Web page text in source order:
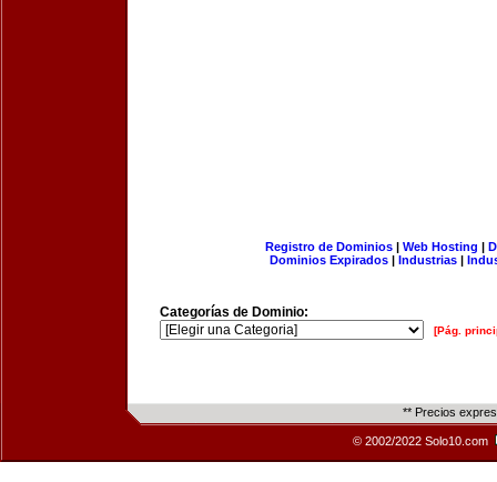
Registro de Dominios| Web Hosting |
Dominios Expirados | Industrias |
Categorías de Dominio:
[Pág.
** Precios
© 2002/2022 Solo10.com